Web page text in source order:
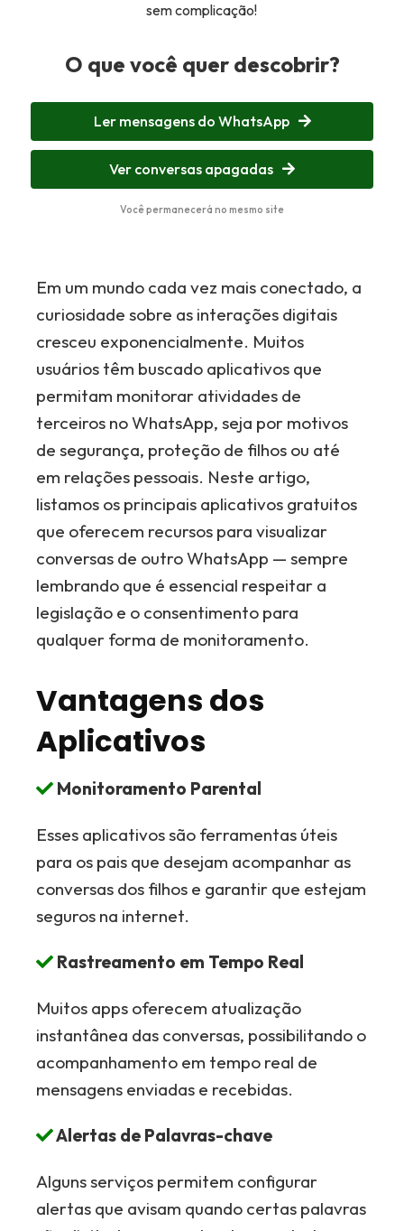
sem complicação!
O que você quer descobrir?
Ler mensagens do WhatsApp
Ver conversas apagadas
Você permanecerá no mesmo site
Em um mundo cada vez mais conectado, a
curiosidade sobre as interações digitais
cresceu exponencialmente. Muitos
usuários têm buscado aplicativos que
permitam monitorar atividades de
terceiros no WhatsApp, seja por motivos
de segurança, proteção de filhos ou até
em relações pessoais. Neste artigo,
listamos os principais aplicativos gratuitos
que oferecem recursos para visualizar
conversas de outro WhatsApp — sempre
lembrando que é essencial respeitar a
legislação e o consentimento para
qualquer forma de monitoramento.
Vantagens dos
Aplicativos
Monitoramento Parental
Esses aplicativos são ferramentas úteis
para os pais que desejam acompanhar as
conversas dos filhos e garantir que estejam
seguros na internet.
Rastreamento em Tempo Real
Muitos apps oferecem atualização
instantânea das conversas, possibilitando o
acompanhamento em tempo real de
mensagens enviadas e recebidas.
Alertas de Palavras-chave
Alguns serviços permitem configurar
alertas que avisam quando certas palavras